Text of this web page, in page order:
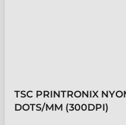
TSC PRINTRONIX
DOTS/MM (300DPI)